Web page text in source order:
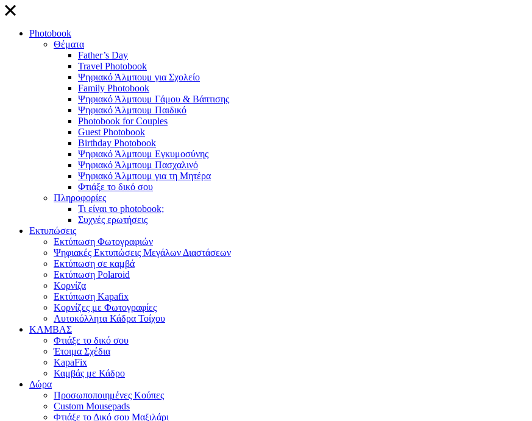
close
Photobook
Θέματα
Father’s Day
Travel Photobook
Ψηφιακό Άλμπουμ για Σχολείο
Family Photobook
Ψηφιακό Άλμπουμ Γάμου & Βάπτισης
Ψηφιακό Άλμπουμ Παιδικό
Photobook for Couples
Guest Photobook
Birthday Photobook
Ψηφιακό Άλμπουμ Εγκυμοσύνης
Ψηφιακό Άλμπουμ Πασχαλινό
Ψηφιακό Άλμπουμ για τη Μητέρα
Φτιάξε το δικό σου
Πληροφορίες
Τι είναι το photobook;
Συχνές ερωτήσεις
Εκτυπώσεις
Εκτύπωση Φωτογραφιών
Ψηφιακές Εκτυπώσεις Μεγάλων Διαστάσεων
Εκτύπωση σε καμβά
Εκτύπωση Polaroid
Κορνίζα
Εκτύπωση Kapafix
Κορνίζες με Φωτογραφίες
Αυτοκόλλητα Κάδρα Τοίχου
ΚΑΜΒΑΣ
Φτιάξε το δικό σου
Έτοιμα Σχέδια
KapaFix
Καμβάς με Κάδρο
Δώρα
Προσωποποιημένες Κούπες
Custom Mousepads
Φτιάξε το Δικό σου Μαξιλάρι